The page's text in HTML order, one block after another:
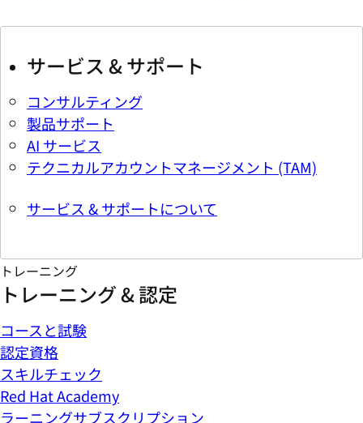
サービス & サポート
コンサルティング
製品サポート
AI サービス
テクニカルアカウントマネージメント (TAM)
サービス & サポートについて
トレーニング
トレーニング & 認定
コースと試験
認定資格
スキルチェック
Red Hat Academy
ラーニングサブスクリプション